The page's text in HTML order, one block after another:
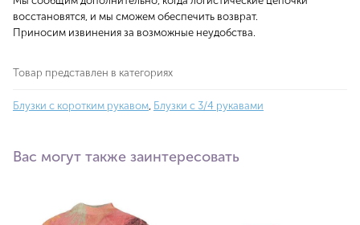
восстановятся, и мы сможем обеспечить возврат.
Приносим извинения за возможные неудобства.
Товар представлен в категориях
Блузки с коротким рукавом, Блузки с 3/4 рукавами
Вас могут также заинтересовать